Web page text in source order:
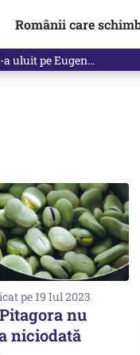
Românii care
pe 19 Iul 2023
nu
niciodată